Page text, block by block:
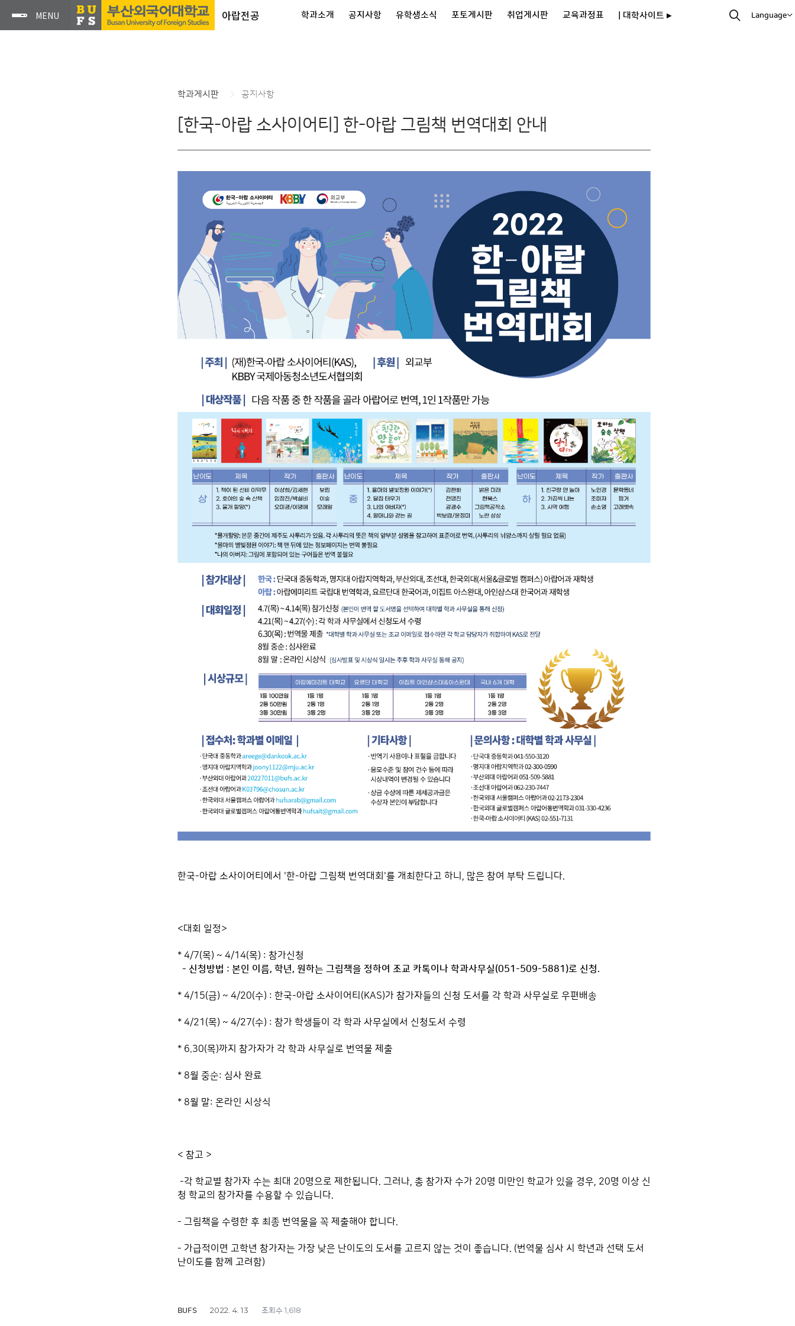
아랍전공 학과소개 공지사항 유학생소식 포토게시판 취업게시판 교육과정표 | 대학사이트 ▸ Language
학과게시판 공지사항
[한국-아랍 소사이어티] 한-아랍 그림책 번역대회 안내
한국-아랍 소사이어티에서 '한-아랍 그림책 번역대회'를 개최한다고 하니, 많은 참여 부탁 드립니다.
<대회 일정>
* 4/7(목) ~ 4/14(목) : 참가신청
- 신청방법 : 본인 이름, 학년, 원하는 그림책을 정하여 조교 카톡이나 학과사무실(051-509-5881)로 신청.
* 4/15(금) ~ 4/20(수) : 한국-아랍 소사이어티(KAS)가 참가자들의 신청 도서를 각 학과 사무실로 우편배송
* 4/21(목) ~ 4/27(수) : 참가 학생들이 각 학과 사무실에서 신청도서 수령
* 6.30(목)까지 참가자가 각 학과 사무실로 번역물 제출
* 8월 중순: 심사 완료
* 8월 말: 온라인 시상식
< 참고 >
-각 학교별 참가자 수는 최대 20명으로 제한됩니다. 그러나, 총 참가자 수가 20명 미만인 학교가 있을 경우, 20명 이상 신
청 학교의 참가자를 수용할 수 있습니다.
- 그림책을 수령한 후 최종 번역물을 꼭 제출해야 합니다.
- 가급적이면 고학년 참가자는 가장 낮은 난이도의 도서를 고르지 않는 것이 좋습니다. (번역물 심사 시 학년과 선택 도서
난이도를 함께 고려함)
BUFS 2022. 4. 13 조회수 1,618